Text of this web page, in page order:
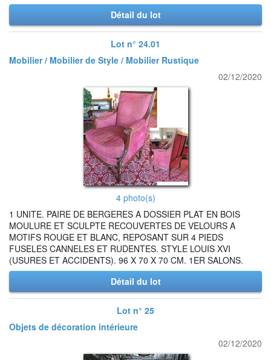
Détail du lot
Lot n° 24.01
Mobilier / Mobilier de Style / Mobilier Rustique
02/12/2020
4 photo(s)
1 UNITE. PAIRE DE BERGERES A DOSSIER PLAT EN BOIS
MOULURE ET SCULPTE RECOUVERTES DE VELOURS A
MOTIFS ROUGE ET BLANC, REPOSANT SUR 4 PIEDS
FUSELES CANNELES ET RUDENTES. STYLE LOUIS XVI
(USURES ET ACCIDENTS). 96 X 70 X 70 CM. 1ER SALONS.
Détail du lot
Lot n° 25
Objets de décoration intérieure
02/12/2020